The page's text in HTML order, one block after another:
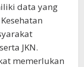
data yang
JKN.
memerlukan